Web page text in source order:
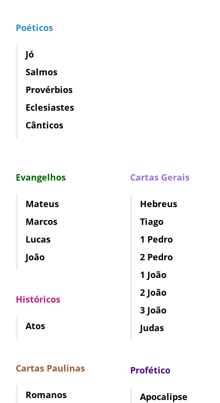
Poéticos
Jó
Salmos
Provérbios
Eclesiastes
Cânticos
Evangelhos
Mateus
Marcos
Lucas
João
Históricos
Atos
Cartas Paulinas
Romanos
Cartas Gerais
Hebreus
Tiago
1 Pedro
2 Pedro
1 João
2 João
3 João
Judas
Profético
Apocalipse